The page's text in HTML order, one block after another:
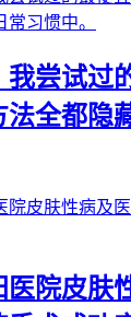
我尝试过
法全都隐
医院皮肤